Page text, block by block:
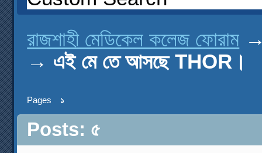
রাজশাহী মেডিকেল কলেজ ফোরাম
→ এই মে তে আসছে THOR।
Pages ১
Posts: ৫